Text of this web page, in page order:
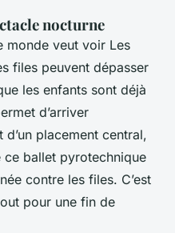
nocturne
monde veut voir Les
files peuvent dépasser
les enfants sont déjà
d’arriver
placement central,
ballet pyrotechnique
contre les files. C’est
pour une fin de